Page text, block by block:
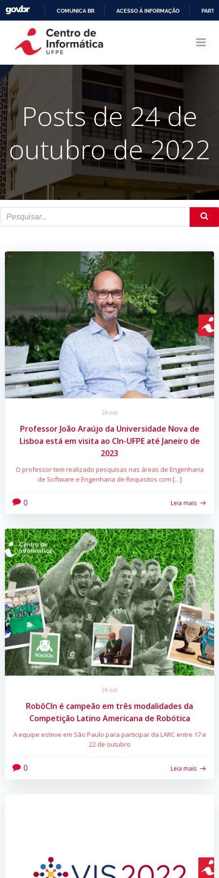
CONTEÚDO
COMUNICA BR ACESSO À INFORMAÇÃO
Posts de 24 de
outubro de 2022
24 out
Professor João Araújo da Universidade Nova de
Lisboa está em visita ao CIn-UFPE até Janeiro de
2023
O professor tem realizado pesquisas nas áreas de Engenharia
de Software e Engenharia de Requisitos com […]
0 Leia mais
24 out
RobôCIn é campeão em três modalidades da
Competição Latino Americana de Robótica
A equipe esteve em São Paulo para participar da LARC entre 17 e
22 de outubro
0 Leia mais